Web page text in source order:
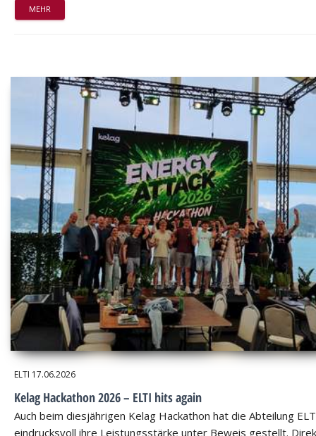
MEHR
ELTI 17.06.2026
Kelag Hackathon 2026 – ELTI hits again
Auch beim diesjährigen Kelag Hackathon hat die Abteilung
eindrucksvoll ihre Leistungsstärke unter Beweis gestellt.